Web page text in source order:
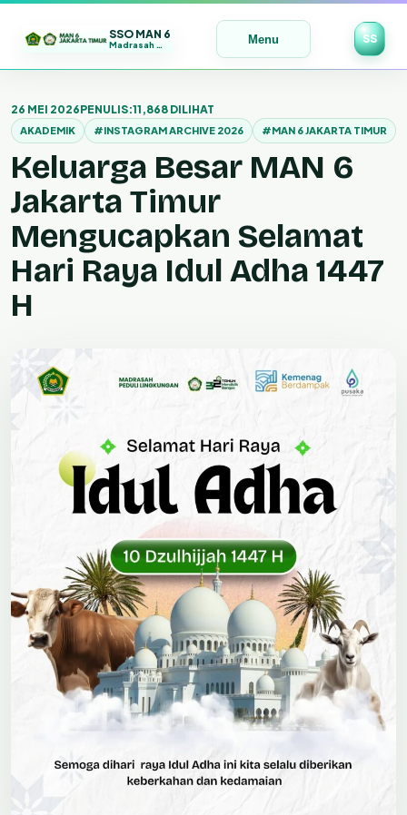
SSO MAN 6
Madrasah Maju | Bermutu | Mendunia Menu SS
ke
konten
26 MEI 2026PENULIS:11,868 DILIHAT
AKADEMIK #INSTAGRAM ARCHIVE 2026 #MAN 6 JAKARTA TIMUR
Keluarga Besar MAN 6
Jakarta Timur
Mengucapkan Selamat
Hari Raya Idul Adha 1447
H